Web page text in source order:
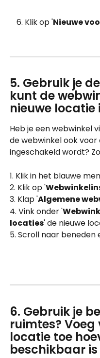
Klik op 'Nieuwe
5. Gebruik je
kunt de
nieuwe locatie
Heb je een webwinkel
de webwinkel ook
ingeschakeld wordt?
1. Klik in het blauwe
2. Klik op '
3. Klap 'Algemene
4. Vink onder '
locaties' de nieuwe
5. Scroll naar beneden
6. Gebruik je
ruimtes? Voeg
locatie toe
beschikbaar is